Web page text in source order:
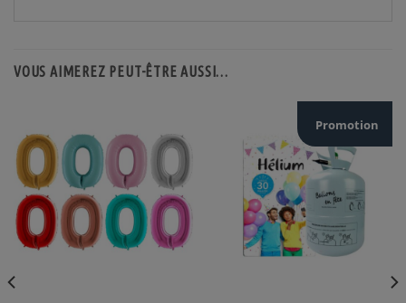
VOUS AIMEREZ PEUT-ÊTRE AUSSI…
Promotion